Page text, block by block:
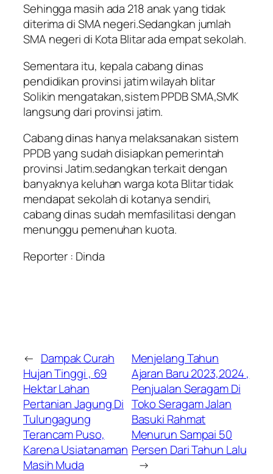
Sehingga masih ada 218 anak yang tidak
diterima di SMA negeri.Sedangkan jumlah
SMA negeri di Kota Blitar ada empat sekolah.
Sementara itu, kepala cabang dinas
pendidikan provinsi jatim wilayah blitar
Solikin mengatakan,sistem PPDB SMA,SMK
langsung dari provinsi jatim.
Cabang dinas hanya melaksanakan sistem
PPDB yang sudah disiapkan pemerintah
provinsi Jatim.sedangkan terkait dengan
banyaknya keluhan warga kota Blitar tidak
mendapat sekolah di kotanya sendiri,
cabang dinas sudah memfasilitasi dengan
menunggu pemenuhan kuota.
Reporter : Dinda
← Dampak Curah
Hujan Tinggi , 69
Hektar Lahan
Pertanian Jagung Di
Tulungagung
Terancam Puso,
Karena Usiatanaman
Masih Muda
Menjelang Tahun
Ajaran Baru 2023,2024 ,
Penjualan Seragam Di
Toko Seragam Jalan
Basuki Rahmat
Menurun Sampai 50
Persen Dari Tahun Lalu
→